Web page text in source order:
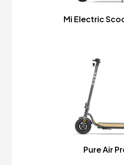
Mi Electric
Pure Air